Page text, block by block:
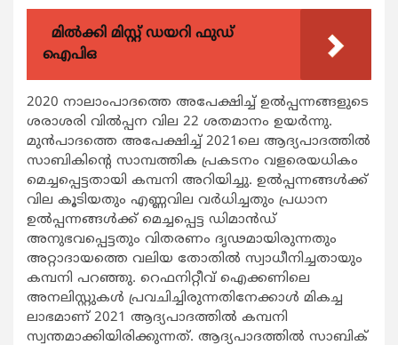
മിൽക്കി മിസ്റ്റ് ഡയറി ഫുഡ്
ഐപിഒ
2020 നാലാംപാദത്തെ അപേക്ഷിച്ച് ഉല്‍പ്പന്നങ്ങളുടെ
ശരാശരി വില്‍പ്പന വില 22 ശതമാനം ഉയര്‍ന്നു.
മുന്‍പാദത്തെ അപേക്ഷിച്ച് 2021ലെ ആദ്യപാദത്തില്‍
സാബികിന്റെ സാമ്പത്തിക പ്രകടനം വളരെയധികം
മെച്ചപ്പെട്ടതായി കമ്പനി അറിയിച്ചു. ഉല്‍പ്പന്നങ്ങള്‍ക്ക്
വില കൂടിയതും എണ്ണവില വര്‍ധിച്ചതും പ്രധാന
ഉല്‍പ്പന്നങ്ങള്‍ക്ക് മെച്ചപ്പെട്ട ഡിമാന്‍ഡ്
അനുഭവപ്പെട്ടതും വിതരണം ദൃഢമായിരുന്നതും
അറ്റാദായത്തെ വലിയ തോതില്‍ സ്വാധീനിച്ചതായും
കമ്പനി പറഞ്ഞു. റെഫനിറ്റീവ് ഐക്കണിലെ
അനലിസ്റ്റുകള്‍ പ്രവചിച്ചിരുന്നതിനേക്കാള്‍ മികച്ച
ലാഭമാണ് 2021 ആദ്യപാദത്തില്‍ കമ്പനി
സ്വന്തമാക്കിയിരിക്കുന്നത്. ആദ്യപാദത്തില്‍ സാബിക്